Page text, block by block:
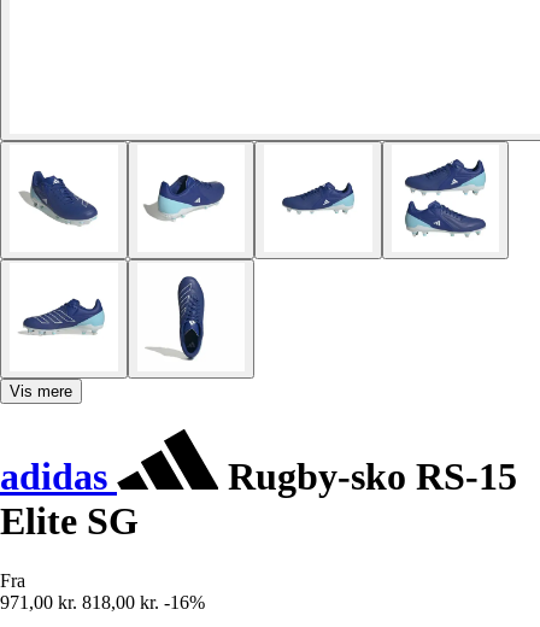
Vis mere
adidas
Rugby-sko RS-15
Elite SG
Fra
971,00 kr. 818,00 kr. -16%